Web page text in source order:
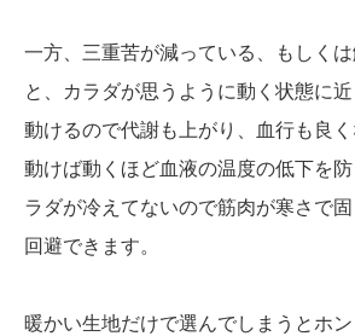
一方、三重苦が減っている、もしく
と、カラダが思うように動く状態に近
動けるので代謝も上がり、血行も良く
動けば動くほど血液の温度の低下を
ラダが冷えてないので筋肉が寒さで
回避できます。
暖かい生地だけで選んでしまうとホ